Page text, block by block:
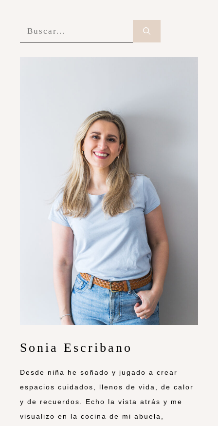
Sonia Escribano
Desde niña he soñado y jugado a crear
espacios cuidados, llenos de vida, de calor
y de recuerdos. Echo la vista atrás y me
visualizo en la cocina de mi abuela,